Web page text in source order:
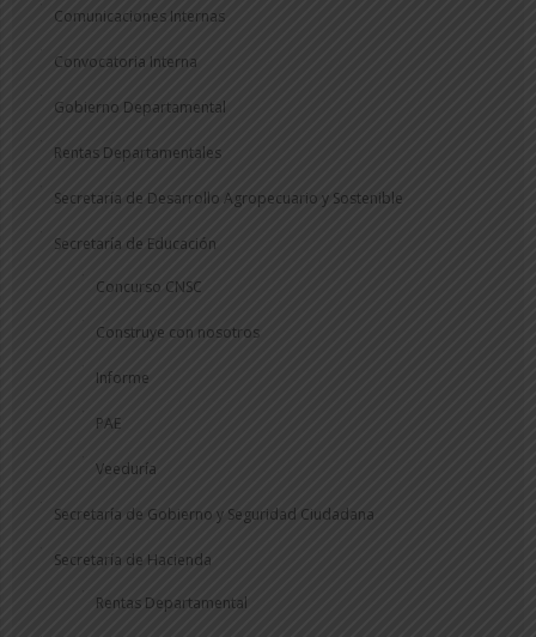
Comunicaciones Internas
Convocatoria Interna
Gobierno Departamental
Rentas Departamentales
Secretaría de Desarrollo Agropecuario y Sostenible
Secretaría de Educación
Concurso CNSC
Construye con nosotros
Informe
PAE
Veeduría
Secretaría de Gobierno y Seguridad Ciudadana
Secretaría de Hacienda
Rentas Departamental